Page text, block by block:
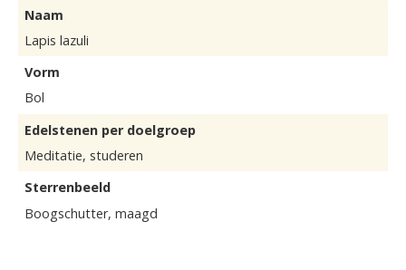
Naam
Lapis lazuli
Vorm
Bol
Edelstenen per doelgroep
Meditatie, studeren
Sterrenbeeld
Boogschutter, maagd